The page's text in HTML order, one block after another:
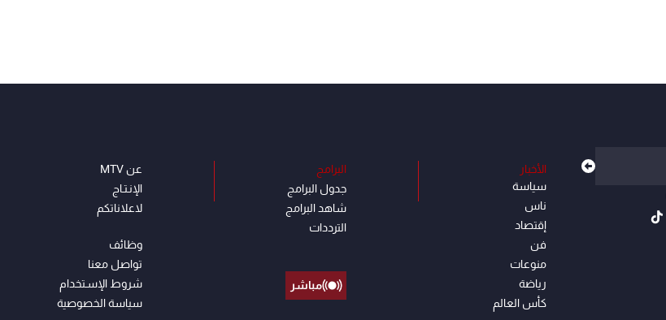
الأخبار
سياسة
ناس
إقتصاد
فن
منوعات
رياضة
كأس العالم
البرامج
جدول البرامج
شاهد البرامج
الترددات
مباشر
عن MTV
الإنـتـاج
لاعلاناتكم
وظائف
تواصل معنا
شروط الإسـتخدام
سياسة الخصوصية